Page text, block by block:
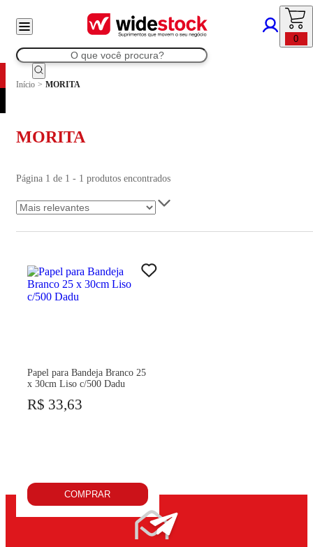
0
Início > MORITA
MORITA
Página 1 de 1 - 1 produtos encontrados
Papel para Bandeja Branco 25
x 30cm Liso c/500 Dadu
R$ 33,63
COMPRAR